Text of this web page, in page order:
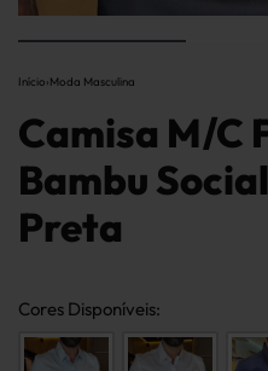
Início›Moda Masculina
Camisa M/C
Bambu
Preta
cores